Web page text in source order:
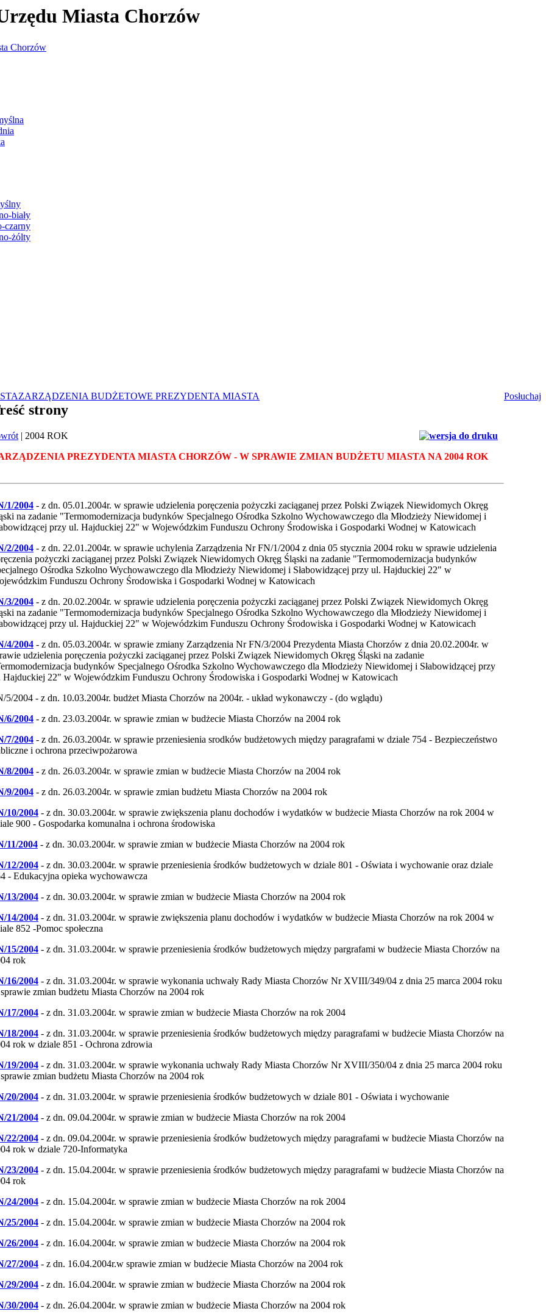
Miasta Chorzów
Posłuchaj
ZARZĄDZENIA BUDŻETOWE PREZYDENTA MIASTA
strony
| 2004 ROK
PREZYDENTA MIASTA CHORZÓW - W SPRAWIE ZMIAN BUDŻETU MIASTA NA 2004 ROK
1/2004 - z dn. 05.01.2004r. w sprawie udzielenia poręczenia pożyczki zaciąganej przez Polski Związek Niewidomych Okręg
na zadanie "Termomodernizacja budynków Specjalnego Ośrodka Szkolno Wychowawczego dla Młodzieży Niewidomej i
przy ul. Hajduckiej 22" w Wojewódzkim Funduszu Ochrony Środowiska i Gospodarki Wodnej w Katowicach
2/2004 - z dn. 22.01.2004r. w sprawie uchylenia Zarządzenia Nr FN/1/2004 z dnia 05 stycznia 2004 roku w sprawie udzielenia
pożyczki zaciąganej przez Polski Związek Niewidomych Okręg Śląski na zadanie "Termomodernizacja budynków
Ośrodka Szkolno Wychowawczego dla Młodzieży Niewidomej i Słabowidzącej przy ul. Hajduckiej 22" w
Funduszu Ochrony Środowiska i Gospodarki Wodnej w Katowicach
3/2004 - z dn. 20.02.2004r. w sprawie udzielenia poręczenia pożyczki zaciąganej przez Polski Związek Niewidomych Okręg
na zadanie "Termomodernizacja budynków Specjalnego Ośrodka Szkolno Wychowawczego dla Młodzieży Niewidomej i
przy ul. Hajduckiej 22" w Wojewódzkim Funduszu Ochrony Środowiska i Gospodarki Wodnej w Katowicach
4/2004 - z dn. 05.03.2004r. w sprawie zmiany Zarządzenia Nr FN/3/2004 Prezydenta Miasta Chorzów z dnia 20.02.2004r. w
udzielenia poręczenia pożyczki zaciąganej przez Polski Związek Niewidomych Okręg Śląski na zadanie
budynków Specjalnego Ośrodka Szkolno Wychowawczego dla Młodzieży Niewidomej i Słabowidzącej przy
Hajduckiej 22" w Wojewódzkim Funduszu Ochrony Środowiska i Gospodarki Wodnej w Katowicach
5/2004 - z dn. 10.03.2004r. budżet Miasta Chorzów na 2004r. - układ wykonawczy - (do wglądu)
6/2004 - z dn. 23.03.2004r. w sprawie zmian w budżecie Miasta Chorzów na 2004 rok
7/2004 - z dn. 26.03.2004r. w sprawie przeniesienia srodków budżetowych między paragrafami w dziale 754 - Bezpieczeństwo
i ochrona przeciwpożarowa
8/2004 - z dn. 26.03.2004r. w sprawie zmian w budżecie Miasta Chorzów na 2004 rok
9/2004 - z dn. 26.03.2004r. w sprawie zmian budżetu Miasta Chorzów na 2004 rok
10/2004 - z dn. 30.03.2004r. w sprawie zwiększenia planu dochodów i wydatków w budżecie Miasta Chorzów na rok 2004 w
900 - Gospodarka komunalna i ochrona środowiska
11/2004 - z dn. 30.03.2004r. w sprawie zmian w budżecie Miasta Chorzów na 2004 rok
12/2004 - z dn. 30.03.2004r. w sprawie przeniesienia środków budżetowych w dziale 801 - Oświata i wychowanie oraz dziale
- Edukacyjna opieka wychowawcza
13/2004 - z dn. 30.03.2004r. w sprawie zmian w budżecie Miasta Chorzów na 2004 rok
14/2004 - z dn. 31.03.2004r. w sprawie zwiększenia planu dochodów i wydatków w budżecie Miasta Chorzów na rok 2004 w
852 -Pomoc społeczna
15/2004 - z dn. 31.03.2004r. w sprawie przeniesienia środków budżetowych między pargrafami w budżecie Miasta Chorzów na
rok
16/2004 - z dn. 31.03.2004r. w sprawie wykonania uchwały Rady Miasta Chorzów Nr XVIII/349/04 z dnia 25 marca 2004 roku
zmian budżetu Miasta Chorzów na 2004 rok
17/2004 - z dn. 31.03.2004r. w sprawie zmian w budżecie Miasta Chorzów na rok 2004
18/2004 - z dn. 31.03.2004r. w sprawie przeniesienia środków budżetowych między paragrafami w budżecie Miasta Chorzów na
rok w dziale 851 - Ochrona zdrowia
19/2004 - z dn. 31.03.2004r. w sprawie wykonania uchwały Rady Miasta Chorzów Nr XVIII/350/04 z dnia 25 marca 2004 roku
zmian budżetu Miasta Chorzów na 2004 rok
20/2004 - z dn. 31.03.2004r. w sprawie przeniesienia środków budżetowych w dziale 801 - Oświata i wychowanie
21/2004 - z dn. 09.04.2004r. w sprawie zmian w budżecie Miasta Chorzów na rok 2004
22/2004 - z dn. 09.04.2004r. w sprawie przeniesienia środków budżetowych między paragrafami w budżecie Miasta Chorzów na
rok w dziale 720-Informatyka
23/2004 - z dn. 15.04.2004r. w sprawie przeniesienia środków budżetowych między paragrafami w budżecie Miasta Chorzów na
rok
24/2004 - z dn. 15.04.2004r. w sprawie zmian w budżecie Miasta Chorzów na rok 2004
25/2004 - z dn. 15.04.2004r. w sprawie zmian w budżecie Miasta Chorzów na 2004 rok
26/2004 - z dn. 16.04.2004r. w sprawie zmian w budżecie Miasta Chorzów na 2004 rok
27/2004 - z dn. 16.04.2004r.w sprawie zmian w budżecie Miasta Chorzów na 2004 rok
29/2004 - z dn. 16.04.2004r. w sprawie zmian w budżecie Miasta Chorzów na 2004 rok
30/2004 - z dn. 26.04.2004r. w sprawie zmian w budżecie Miasta Chorzów na 2004 rok